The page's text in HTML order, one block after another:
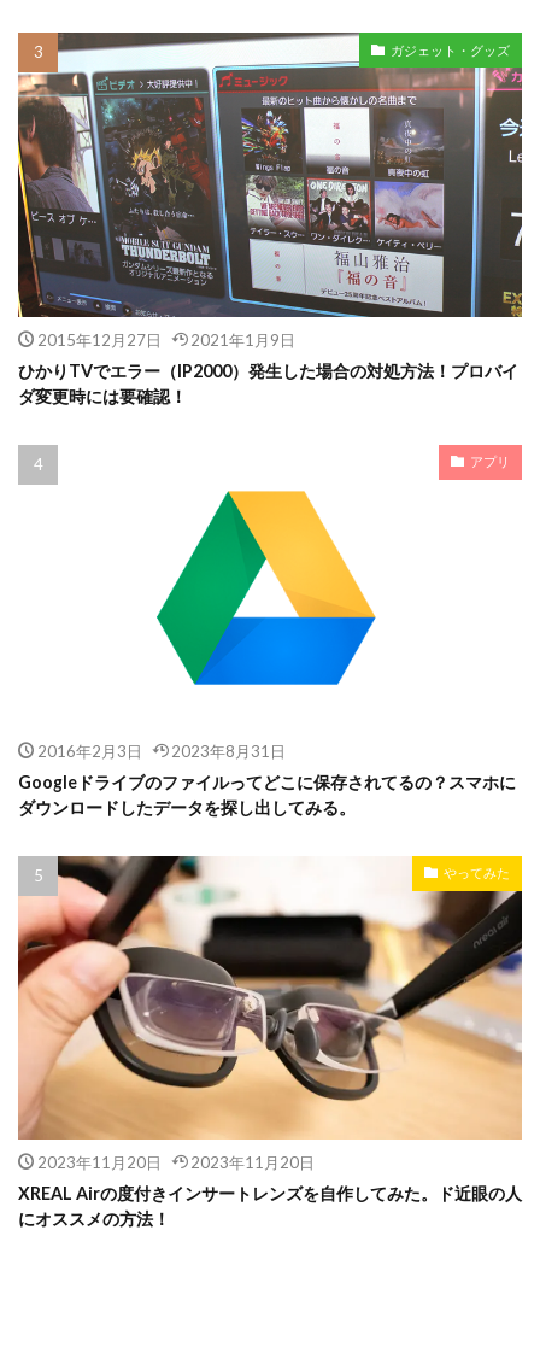
ガジェット・グッズ
2015年12月27日 2021年1月9日
ひかりTVでエラー（IP2000）発生した場合の対処方法！プロバイ
ダ変更時には要確認！
アプリ
2016年2月3日 2023年8月31日
Googleドライブのファイルってどこに保存されてるの？スマホに
ダウンロードしたデータを探し出してみる。
やってみた
2023年11月20日 2023年11月20日
XREAL Airの度付きインサートレンズを自作してみた。ド近眼の人
にオススメの方法！